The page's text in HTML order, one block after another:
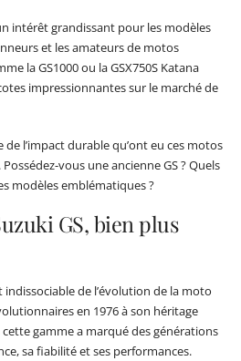
intérêt grandissant pour les modèles
et les amateurs de motos
la GS1000 ou la GSX750S Katana
impressionnantes sur le marché de
l’impact durable qu’ont eu ces motos
vous une ancienne GS ? Quels
modèles emblématiques ?
GS, bien plus
indissociable de l’évolution de la moto
en 1976 à son héritage
gamme a marqué des générations
sa fiabilité et ses performances.